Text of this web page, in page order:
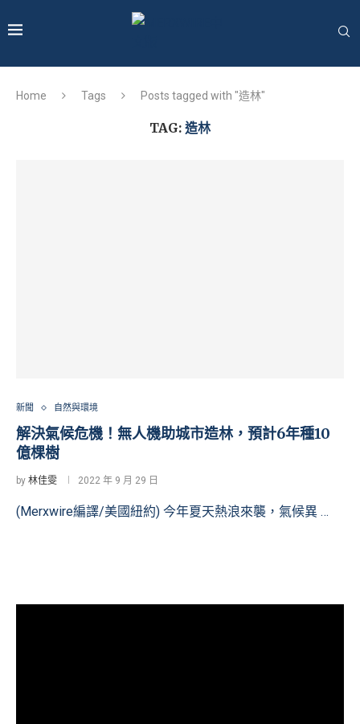
Home Tags Posts tagged with "造林"
TAG: 造林
新聞 自然與環境
解決氣候危機！無人機助城市造林，預計6年種10
億棵樹
by 林佳雯 2022 年 9 月 29 日
(Merxwire編譯/美國紐約) 今年夏天熱浪來襲，氣候異 …